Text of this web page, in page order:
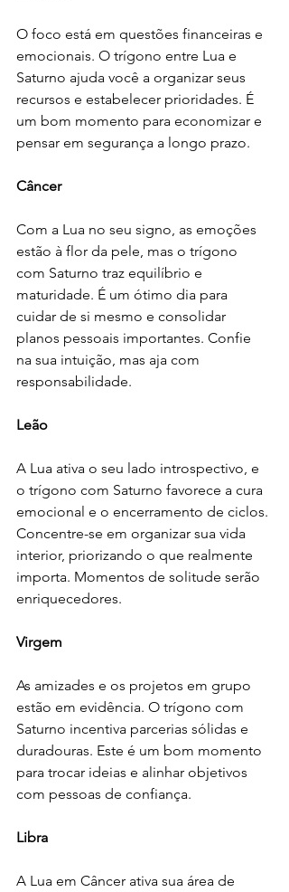
O foco está em questões financeiras e
emocionais. O trígono entre Lua e
Saturno ajuda você a organizar seus
recursos e estabelecer prioridades. É
um bom momento para economizar e
pensar em segurança a longo prazo.
Câncer
Com a Lua no seu signo, as emoções
estão à flor da pele, mas o trígono
com Saturno traz equilíbrio e
maturidade. É um ótimo dia para
cuidar de si mesmo e consolidar
planos pessoais importantes. Confie
na sua intuição, mas aja com
responsabilidade.
Leão
A Lua ativa o seu lado introspectivo, e
o trígono com Saturno favorece a cura
emocional e o encerramento de ciclos.
Concentre-se em organizar sua vida
interior, priorizando o que realmente
importa. Momentos de solitude serão
enriquecedores.
Virgem
As amizades e os projetos em grupo
estão em evidência. O trígono com
Saturno incentiva parcerias sólidas e
duradouras. Este é um bom momento
para trocar ideias e alinhar objetivos
com pessoas de confiança.
Libra
A Lua em Câncer ativa sua área de